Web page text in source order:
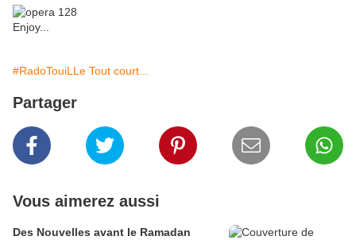
Enjoy...
#RadoTouiLLe Tout court...
Partager
Vous aimerez aussi
Des Nouvelles avant le Ramadan